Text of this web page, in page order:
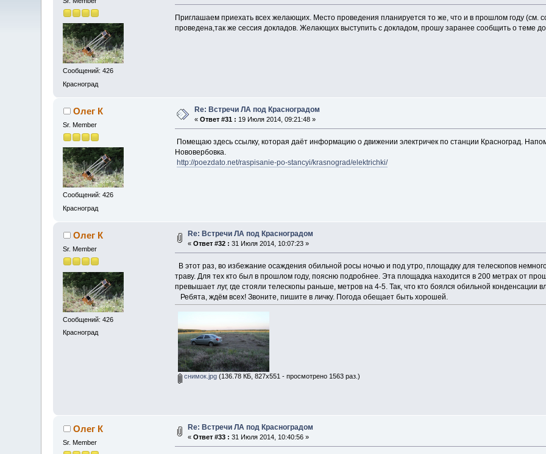
Сообщений: 426
Красноград
Приглашаем приехать всех желающих. Место проведения планируется то же, что и в прошлом году (см.
проведена,так же сессия докладов. Желающих выступить с докладом, прошу заранее сообщить о теме
Олег К
Sr. Member
Сообщений: 426
Красноград
Re: Встречи ЛА под Красноградом
«Ответ #31 : 19 Июля 2014, 09:21:48 »
Помещаю здесь ссылку, которая даёт информацию о движении электричек по станции Красноград.
Нововербовка.
http://poezdato.net/raspisanie-po-stancyi/krasnograd/elektrichki/
Олег К
Sr. Member
Сообщений: 426
Красноград
Re: Встречи ЛА под Красноградом
«Ответ #32 : 31 Июля 2014, 10:07:23 »
В этот раз, во избежание осаждения обильной росы ночью и под утро, площадку для телескопов
траву. Для тех кто был в прошлом году, поясню подробнее. Эта площадка находится в 200 метрах от
превышает луг, где стояли телескопы раньше, метров на 4-5. Так, что кто боялся обильной конденсации
Ребята, ждём всех! Звоните, пишите в личку. Погода обещает быть хорошей.
снимок.jpg (136.78 КБ, 827x551 - просмотрено 1563 раз.)
Олег К
Sr. Member
Re: Встречи ЛА под Красноградом
«Ответ #33 : 31 Июля 2014, 10:40:56 »